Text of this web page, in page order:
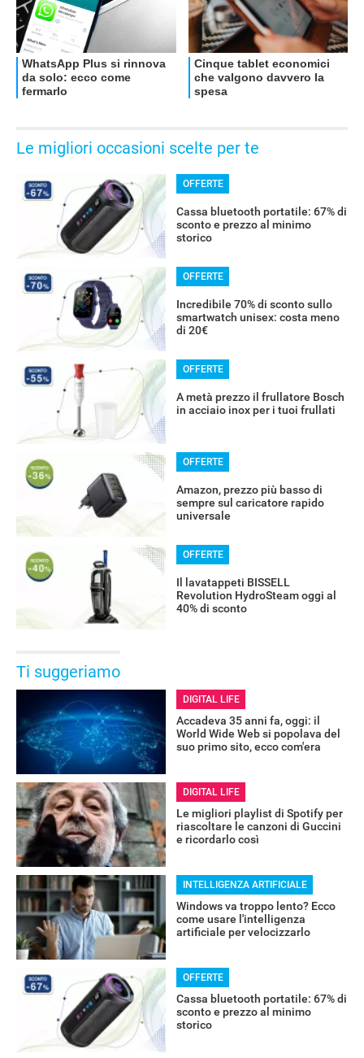
Le migliori occasioni scelte per te
OFFERTE
Cassa bluetooth portatile: 67% di
sconto e prezzo al minimo
storico
OFFERTE
Incredibile 70% di sconto sullo
smartwatch unisex: costa meno
di 20€
OFFERTE
A metà prezzo il frullatore Bosch
in acciaio inox per i tuoi frullati
OFFERTE
Amazon, prezzo più basso di
sempre sul caricatore rapido
universale
OFFERTE
Il lavatappeti BISSELL
Revolution HydroSteam oggi al
40% di sconto
Ti suggeriamo
DIGITAL LIFE
Accadeva 35 anni fa, oggi: il
World Wide Web si popolava del
suo primo sito, ecco com'era
DIGITAL LIFE
Le migliori playlist di Spotify per
riascoltare le canzoni di Guccini
e ricordarlo così
INTELLIGENZA ARTIFICIALE
Windows va troppo lento? Ecco
come usare l'intelligenza
artificiale per velocizzarlo
OFFERTE
Cassa bluetooth portatile: 67% di
sconto e prezzo al minimo
storico